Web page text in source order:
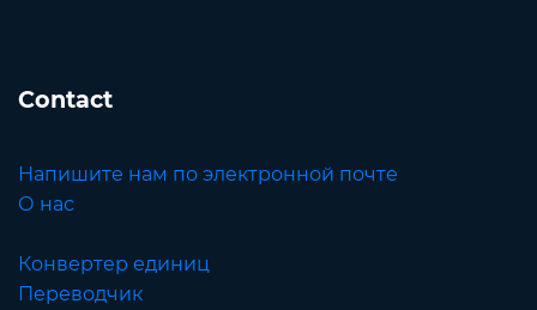
Contact
Напишите нам по электронной почте
О нас
Конвертер единиц
Переводчик